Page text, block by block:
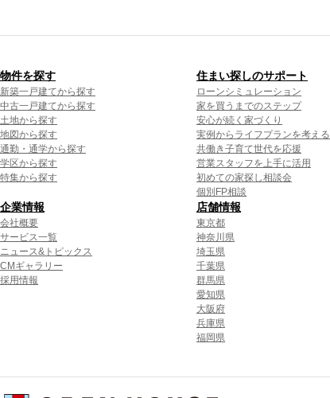
物件を探す
新築一戸建てから探す
中古一戸建てから探す
土地から探す
地図から探す
通勤・通学から探す
学区から探す
特集から探す
住まい探しのサポート
ローンシミュレーション
家を買うまでのステップ
安心が続く家づくり
実例からライフプランを考える
共働き子育て世代を応援
営業スタッフを上手に活用
初めての家探し相談会
個別FP相談
企業情報
会社概要
サービス一覧
ニュース&トピックス
CMギャラリー
採用情報
店舗情報
東京都
神奈川県
埼玉県
千葉県
群馬県
愛知県
大阪府
兵庫県
福岡県